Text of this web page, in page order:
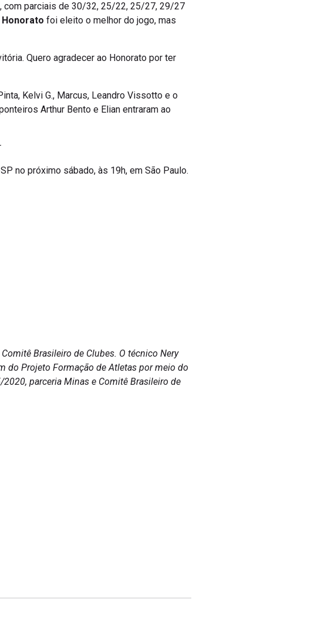
com parciais de 30/32, 25/22, 25/27, 29/27
Honorato foi eleito o melhor do jogo, mas
Quero agradecer ao Honorato por ter
Kelvi G., Marcus, Leandro Vissotto e o
Arthur Bento e Elian entraram ao
no próximo sábado, às 19h, em São Paulo.
Brasileiro de Clubes. O técnico Nery
do Projeto Formação de Atletas por meio do
parceria Minas e Comitê Brasileiro de